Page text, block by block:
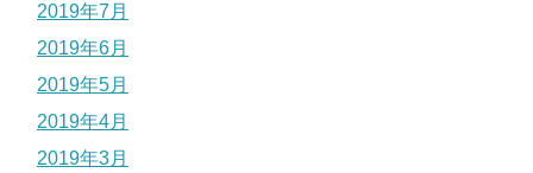
2019年7月
2019年6月
2019年5月
2019年4月
2019年3月